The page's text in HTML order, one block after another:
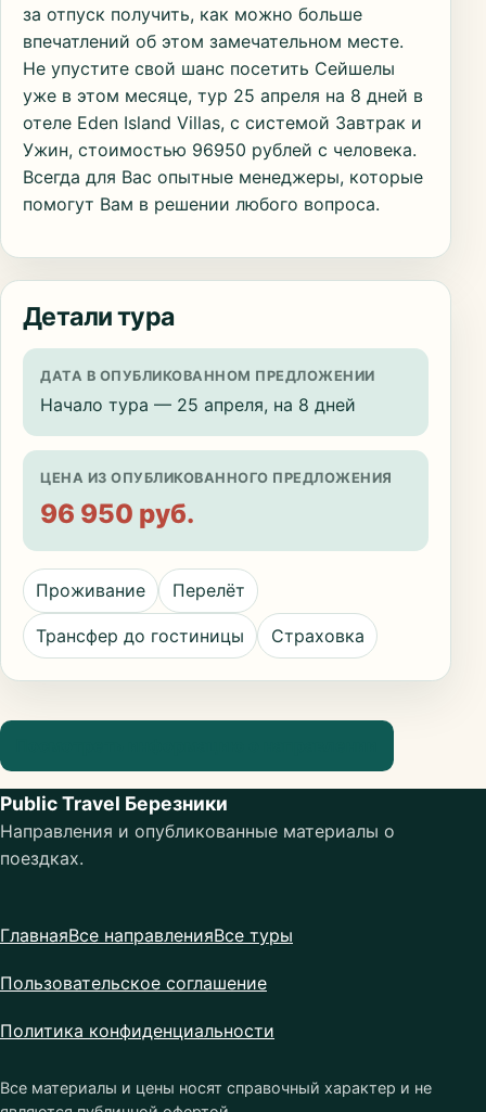
за отпуск получить, как можно больше
впечатлений об этом замечательном месте.
Не упустите свой шанс посетить Сейшелы
уже в этом месяце, тур 25 апреля на 8 дней в
отеле Eden Island Villas, с системой Завтрак и
Ужин, стоимостью 96950 рублей с человека.
Всегда для Вас опытные менеджеры, которые
помогут Вам в решении любого вопроса.
Детали тура
ДАТА В ОПУБЛИКОВАННОМ ПРЕДЛОЖЕНИИ
Начало тура — 25 апреля, на 8 дней
ЦЕНА ИЗ ОПУБЛИКОВАННОГО ПРЕДЛОЖЕНИЯ
96 950 руб.
Проживание Перелёт
Трансфер до гостиницы Страховка
Public Travel Березники
Направления и опубликованные материалы о
поездках.
ГлавнаяВсе направленияВсе туры
Пользовательское соглашение
Политика конфиденциальности
Все материалы и цены носят справочный характер и не